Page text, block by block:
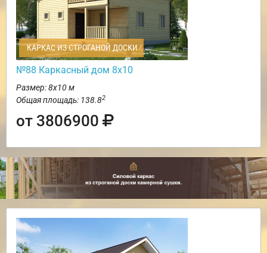
КАРКАС ИЗ СТРОГАНОЙ ДОСКИ
№88 Каркасный дом 8х10
Размер: 8х10 м
Общая площадь: 138.82
от 3806900